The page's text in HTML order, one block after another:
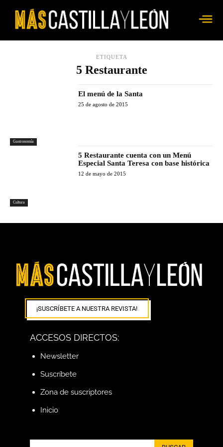
ETIQUETA
5 Restaurante
Gastronomía
El menú de la Santa
25 de agosto de 2015
Cultura
5 Restaurante cuenta con un Menú
Especial Santa Teresa con base histórica
12 de mayo de 2015
¡SUSCRÍBETE A NUESTRA REVISTA!
ACCESOS DIRECTOS:
Newsletter
Suscríbete
Zona de suscriptores
Inicio